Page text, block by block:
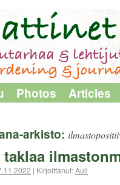
Photos Articles
arkisto:
taklaa
| Kirjoittanut:Auli